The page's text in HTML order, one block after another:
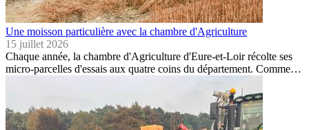
Une moisson particulière avec la chambre d'Agriculture
15 juillet 2026
Chaque année, la chambre d'Agriculture d'Eure-et-Loir récolte ses
micro-parcelles d'essais aux quatre coins du département. Comme…